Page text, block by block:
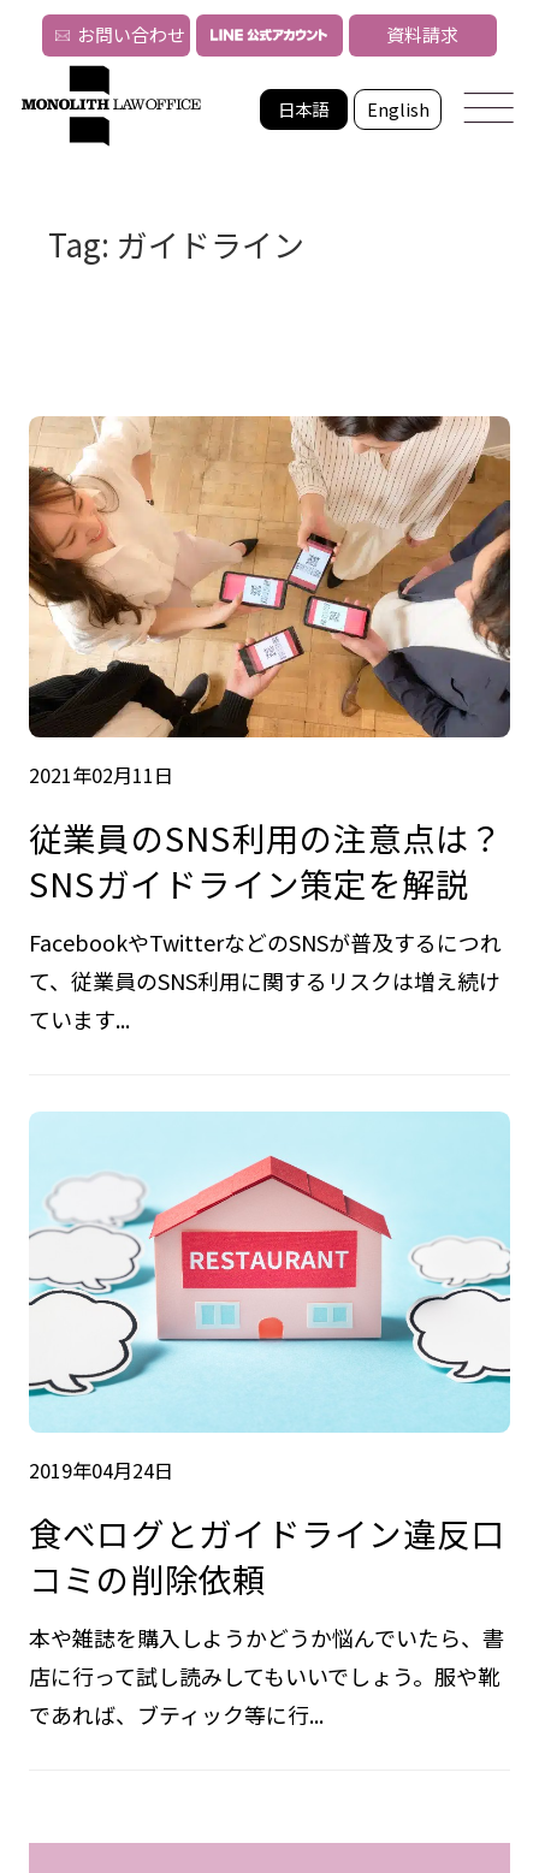
日本語 English
お問い合わせ 資料請求
Tag: ガイドライン
2021年02月11日
従業員のSNS利用の注意点は？
SNSガイドライン策定を解説
FacebookやTwitterなどのSNSが普及するにつれ
て、従業員のSNS利用に関するリスクは増え続け
ています...
2019年04月24日
食べログとガイドライン違反口
コミの削除依頼
本や雑誌を購入しようかどうか悩んでいたら、書
店に行って試し読みしてもいいでしょう。服や靴
であれば、ブティック等に行...